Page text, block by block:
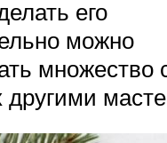
его
можно
множество
другими